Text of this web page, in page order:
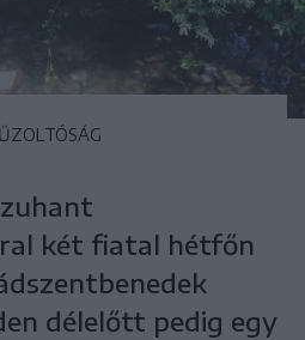
két fiatal hétfőn
délelőtt pedig egy